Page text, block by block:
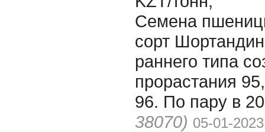
Семена
сорт
раннего типа
прорастания
96. По пару в
38070) 05-01-2023